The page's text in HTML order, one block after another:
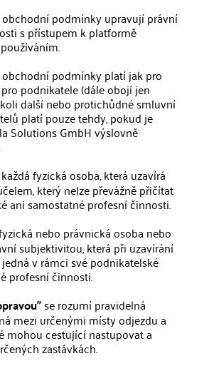
podmínky upravují právní
s přístupem k platformě
podmínky platí jak pro
podnikatele (dále obojí jen
další nebo protichůdné smluvní
platí pouze tehdy, pokud je
Solutions GmbH výslovně
fyzická osoba, která uzavírá
který nelze převážně přičítat
ani samostatné profesní činnosti.
nebo právnická osoba nebo
subjektivitou, která při uzavírání
v rámci své podnikatelské
profesní činnosti.
se rozumí pravidelná
mezi určenými místy odjezdu a
mohou cestující nastupovat a
zastávkách.